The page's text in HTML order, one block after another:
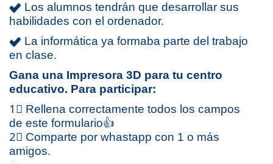
Los alumnos tendrán que desarrollar sus
habilidades con el ordenador.
La informática ya formaba parte del trabajo
en clase.
Gana una Impresora 3D para tu centro
educativo. Para participar:
1⃣ Rellena correctamente todos los campos
de este formulario👍
2⃣ Comparte por whastapp con 1 o más
amigos.